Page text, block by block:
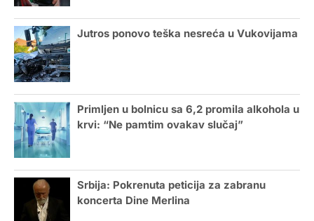
Jutros ponovo teška nesreća u Vukovijama
Primljen u bolnicu sa 6,2 promila alkohola u
krvi: “Ne pamtim ovakav slučaj”
Srbija: Pokrenuta peticija za zabranu
koncerta Dine Merlina